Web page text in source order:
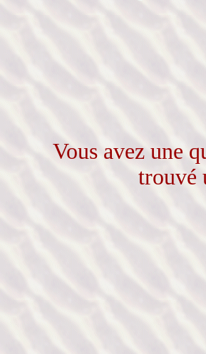
Vous avez une
trouvé